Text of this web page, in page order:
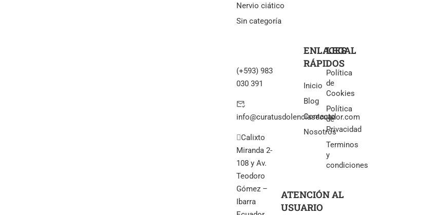
Nervio ciático
Sin categoría
(+593) 983
030 391
info@curatusdolenciasecuador.com
Calixto
Miranda 2-
108 y Av.
Teodoro
Gómez –
Ibarra
ENLACES
RÁPIDOS
Inicio
Blog
Contacto
Nosotros
LEGAL
Política
de
Cookies
Política
de
Privacidad
Terminos
y
condiciones
ATENCIÓN AL
USUARIO